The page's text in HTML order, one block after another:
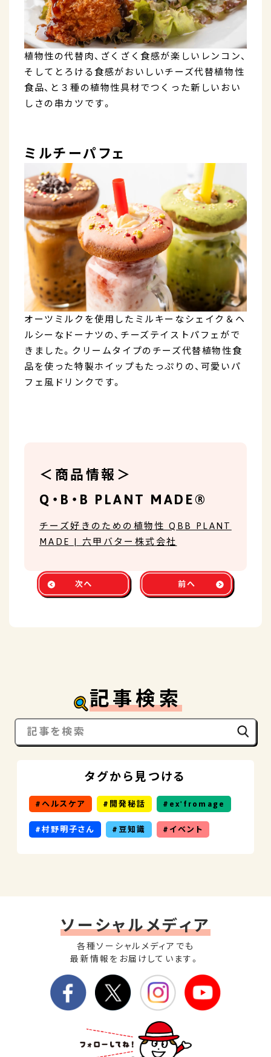
植物性の代替肉、ざくざく食感が楽しいレンコン、
そしてとろける食感がおいしいチーズ代替植物性
食品、と３種の植物性具材でつくった新しいおい
しさの串カツです。
ミルチーパフェ​​​​​​​
オーツミルクを使用したミルキーなシェイク＆ヘ
ルシーなドーナツの、チーズテイストパフェがで
きました。クリームタイプのチーズ代替植物性食
品を使った特製ホイップもたっぷりの、可愛いパ
フェ風ドリンクです。
＜商品情報＞
Q・B・B PLANT MADE®
チーズ好きのための植物性 QBB PLANT
MADE | 六甲バター株式会社
記事検索
タグから見つける
ヘルスケア 開発秘話 ex'fromage
村野明子さん 豆知識 イベント
ソーシャルメディア
各種ソーシャルメディアでも
最新情報をお届けしています。